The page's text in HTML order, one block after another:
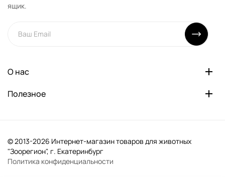
ящик.
О нас
Полезное
© 2013-2026 Интернет-магазин товаров для животных
"Зоорегион", г. Екатеринбург
Политика конфиденциальности